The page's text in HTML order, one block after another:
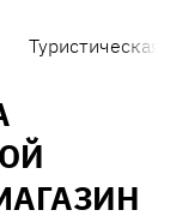
Туристическая